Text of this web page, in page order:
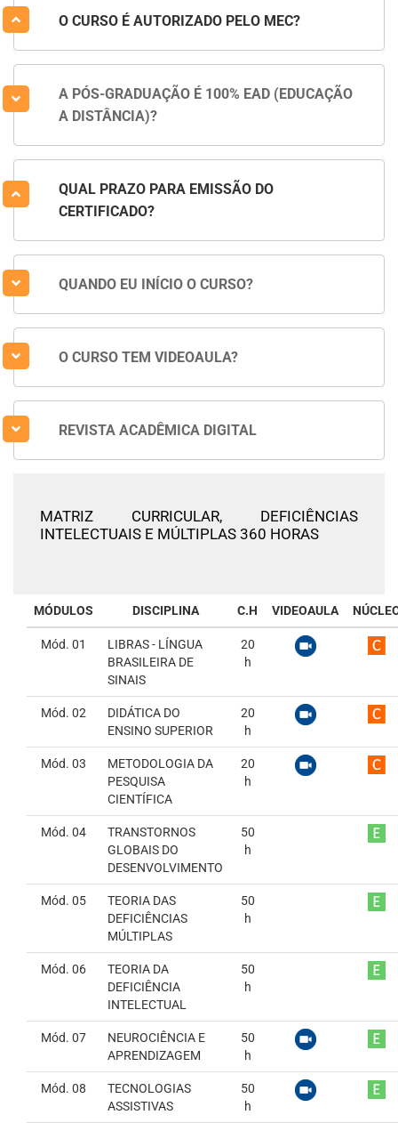
O CURSO É AUTORIZADO PELO MEC?
A PÓS-GRADUAÇÃO É 100% EAD (EDUCAÇÃO
A DISTÂNCIA)?
QUAL PRAZO PARA EMISSÃO DO
CERTIFICADO?
QUANDO EU INÍCIO O CURSO?
O CURSO TEM VIDEOAULA?
REVISTA ACADÊMICA DIGITAL
MATRIZ CURRICULAR, DEFICIÊNCIAS
INTELECTUAIS E MÚLTIPLAS 360 HORAS
MÓDULOS DISCIPLINA C.H VIDEOAULA
Mód. 01
LIBRAS - LÍNGUA
BRASILEIRA DE
SINAIS
20
h
Mód. 02
DIDÁTICA DO
ENSINO SUPERIOR
20
h
Mód. 03
METODOLOGIA DA
PESQUISA
CIENTÍFICA
20
h
Mód. 04
TRANSTORNOS
GLOBAIS DO
DESENVOLVIMENTO
50
h
Mód. 05
TEORIA DAS
DEFICIÊNCIAS
MÚLTIPLAS
50
h
Mód. 06
TEORIA DA
DEFICIÊNCIA
INTELECTUAL
50
h
Mód. 07
NEUROCIÊNCIA E
APRENDIZAGEM
50
h
Mód. 08
TECNOLOGIAS
ASSISTIVAS
50
h